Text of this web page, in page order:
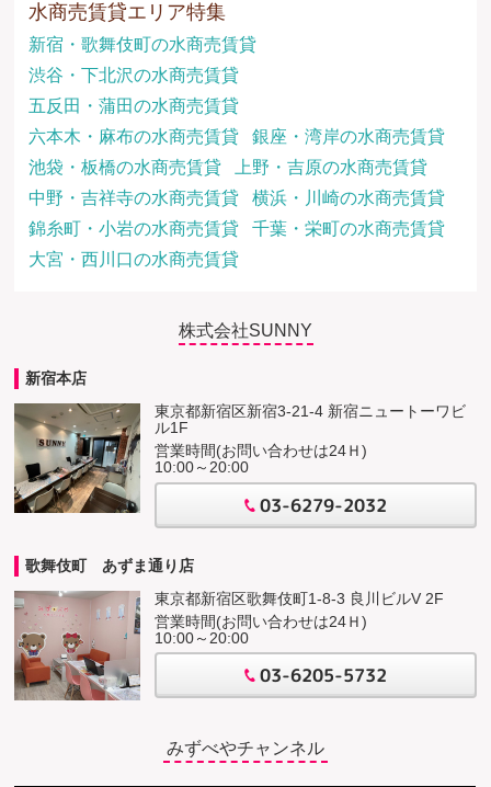
水商売賃貸エリア特集
新宿・歌舞伎町の水商売賃貸
渋谷・下北沢の水商売賃貸
五反田・蒲田の水商売賃貸
六本木・麻布の水商売賃貸
銀座・湾岸の水商売賃貸
池袋・板橋の水商売賃貸
上野・吉原の水商売賃貸
中野・吉祥寺の水商売賃貸
横浜・川崎の水商売賃貸
錦糸町・小岩の水商売賃貸
千葉・栄町の水商売賃貸
大宮・西川口の水商売賃貸
株式会社SUNNY
新宿本店
東京都新宿区新宿3-21-4 新宿ニュートーワビ
ル1F
営業時間(お問い合わせは24Ｈ)
10:00～20:00
03-6279-2032
歌舞伎町 あずま通り店
東京都新宿区歌舞伎町1-8-3 良川ビルV 2F
営業時間(お問い合わせは24Ｈ)
10:00～20:00
03-6205-5732
みずべやチャンネル